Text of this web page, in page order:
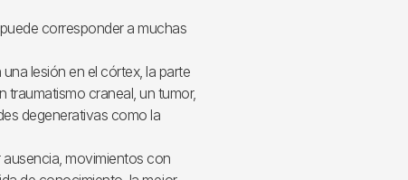
corresponder a muchas
lesión en el córtex, la parte
traumatismo craneal, un tumor,
degenerativas como la
ausencia, movimientos con